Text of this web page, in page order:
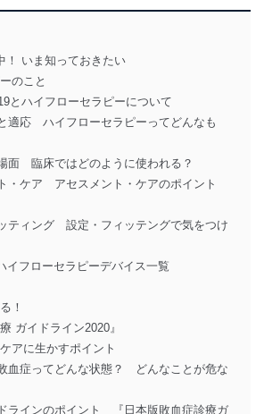
いま知っておきたい
のこと
とハイフローセラピーについて
適応 ハイフローセラピーってどんなも
面 臨床ではどのように使われる？
・ケア アセスメント・ケアのポイント
ティング 設定・フィッテングで気をつけ
フローセラピーデバイス一覧
！
ガイドライン2020』
アに生かすポイント
症ってどんな状態？ どんなことが危な
ラインのポイント 『日本版敗血症診療ガ